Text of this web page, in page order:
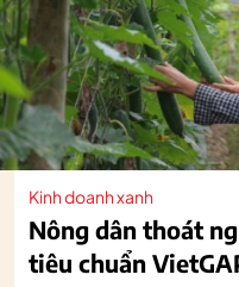
Kinh doanh xanh
Nông dân thoát
tiêu chuẩn